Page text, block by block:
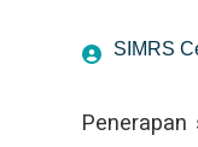
SIMRS